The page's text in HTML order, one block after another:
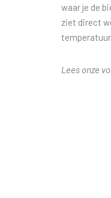
waar je de
ziet direct
temperatuur.
Lees onze